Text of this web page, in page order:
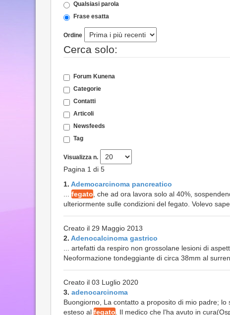
Qualsiasi parola
Frase esatta
Ordine
Cerca solo:
Forum Kunena
Categorie
Contatti
Articoli
Newsfeeds
Tag
Visualizza n.
Pagina 1 di 5
1. Ademocarcinoma pancreatico
fegato , che ad ora lavora solo al 40%,
ulteriormente sulle condizioni del fegato. Volevo
Creato il 29 Maggio 2013
2. Adenocalcinoma gastrico
... artefatti da respiro non grossolane lesioni di
Neoformazione tondeggiante di circa 38mm al
Creato il 03 Luglio 2020
3. adenocarcinoma
Buongiorno, La contatto a proposito di mio padre;
esteso al fegato . Il medico che l'ha avuto in